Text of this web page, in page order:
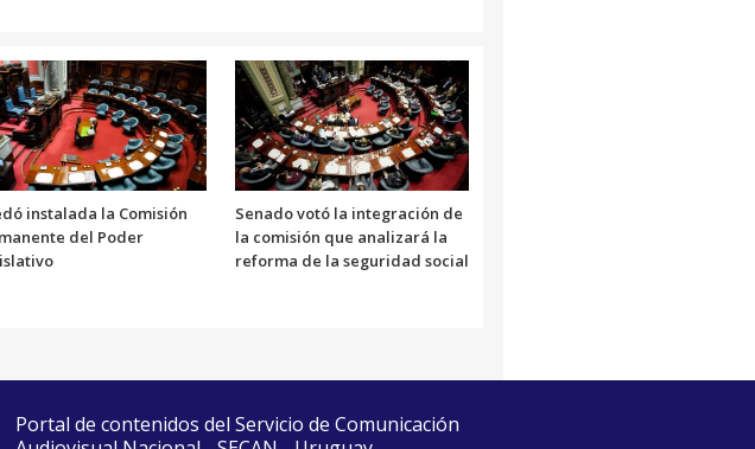
instalada la Comisión
del Poder
Senado votó la integración de
la comisión que analizará la
reforma de la seguridad social
Portal de contenidos del Servicio de Comunicación